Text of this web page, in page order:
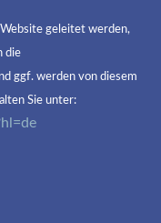
geleitet werden,
die
ggf. werden von diesem
Sie unter: